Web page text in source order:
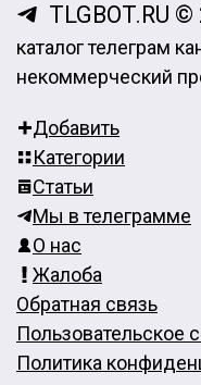
TLGBOT.RU ©
каталог телеграм
некоммерческий
Добавить
Категории
Статьи
Мы в телеграмме
О нас
Жалоба
Обратная связь
Пользовательское
Политика